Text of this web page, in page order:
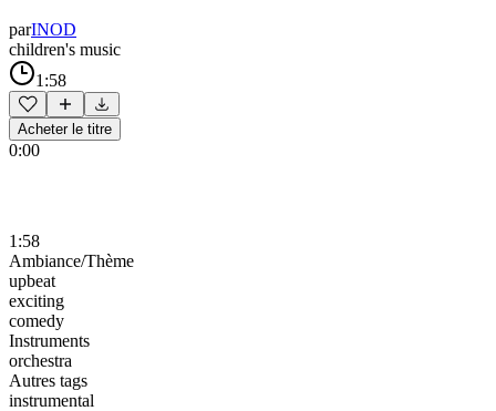
parINOD
children's music
1:58
Acheter le titre
0:00
1:58
Ambiance/Thème
upbeat
exciting
comedy
Instruments
orchestra
Autres tags
instrumental